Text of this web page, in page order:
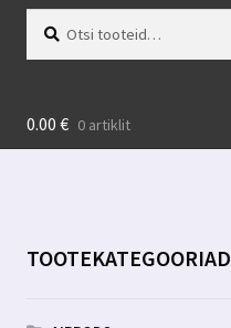
0.00 € 0 artiklit
TOOTEKATEGOORIAD